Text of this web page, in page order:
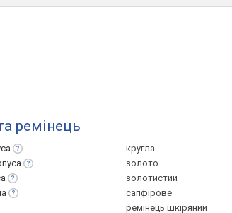
ремінець
кругла
золото
золотистий
сапфірове
ремінець шкіряний